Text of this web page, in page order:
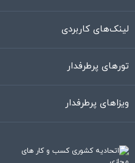
لینک‌های کاربردی
تورهای پرطرفدار
ویزاهای پرطرفدار